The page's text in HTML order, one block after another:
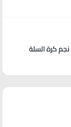
كرة السلة